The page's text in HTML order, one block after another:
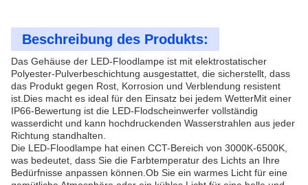
Beschreibung des Produkts:
Das Gehäuse der LED-Floodlampe ist mit elektrostatischer
Polyester-Pulverbeschichtung ausgestattet, die sicherstellt, dass
das Produkt gegen Rost, Korrosion und Verblendung resistent
ist.Dies macht es ideal für den Einsatz bei jedem WetterMit einer
IP66-Bewertung ist die LED-Flodscheinwerfer vollständig
wasserdicht und kann hochdruckenden Wasserstrahlen aus jeder
Richtung standhalten.
Die LED-Floodlampe hat einen CCT-Bereich von 3000K-6500K,
was bedeutet, dass Sie die Farbtemperatur des Lichts an Ihre
Bedürfnisse anpassen können.Ob Sie ein warmes Licht für eine